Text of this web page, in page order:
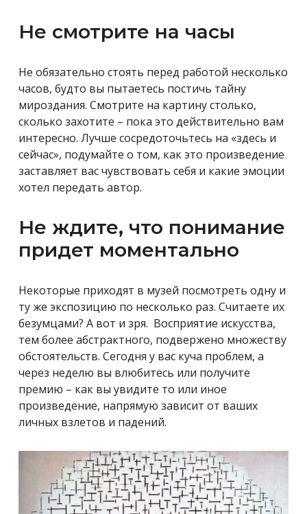
Не смотрите на часы
Не обязательно стоять перед работой несколько
часов, будто вы пытаетесь постичь тайну
мироздания. Смотрите на картину столько,
сколько захотите – пока это действительно вам
интересно. Лучше сосредоточьтесь на «здесь и
сейчас», подумайте о том, как это произведение
заставляет вас чувствовать себя и какие эмоции
хотел передать автор.
Не ждите, что понимание
придет моментально
Некоторые приходят в музей посмотреть одну и
ту же экспозицию по несколько раз. Считаете их
безумцами? А вот и зря. Восприятие искусства,
тем более абстрактного, подвержено множеству
обстоятельств. Сегодня у вас куча проблем, а
через неделю вы влюбитесь или получите
премию – как вы увидите то или иное
произведение, напрямую зависит от ваших
личных взлетов и падений.